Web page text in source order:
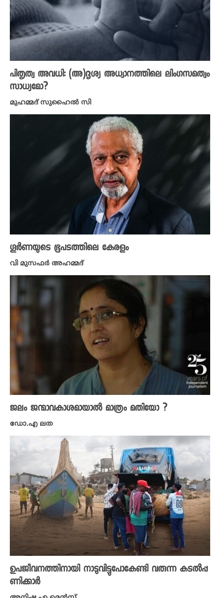
പിതൃത്വ അവധി: (അ)ദൃശ്യ അധ്വാനത്തിലെ ലിംഗസമത്വം
സാധ്യമോ?
മുഹമ്മദ് സുഹൈൽ സി
ഗൂർണയുടെ ഭൂപടത്തിലെ കേരളം
വി മുസഫർ അഹമ്മദ്
ജലം ജന്മാവകാശമായാൽ മാത്രം മതിയോ ?
ഡോ.എ ലത
ഉപജീവനത്തിനായി നാടുവിട്ടുപോകേണ്ടി വരുന്ന കടൽപ്പ
ണിക്കാർ